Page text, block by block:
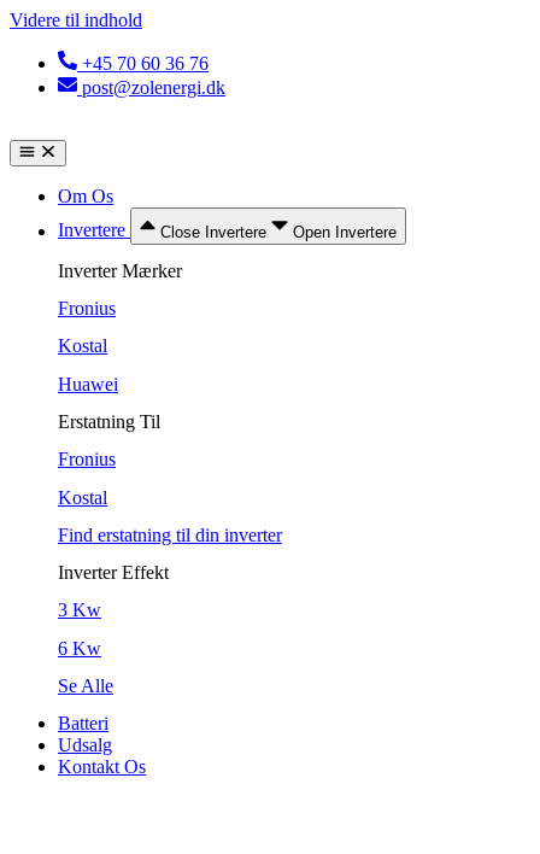
Videre til indhold
+45 70 60 36 76
post@zolenergi.dk
Om Os
Invertere
Close Invertere Open Invertere
Inverter Mærker
Fronius
Kostal
Huawei
Erstatning Til
Fronius
Kostal
Find erstatning til din inverter
Inverter Effekt
3 Kw
6 Kw
Se Alle
Batteri
Udsalg
Kontakt Os